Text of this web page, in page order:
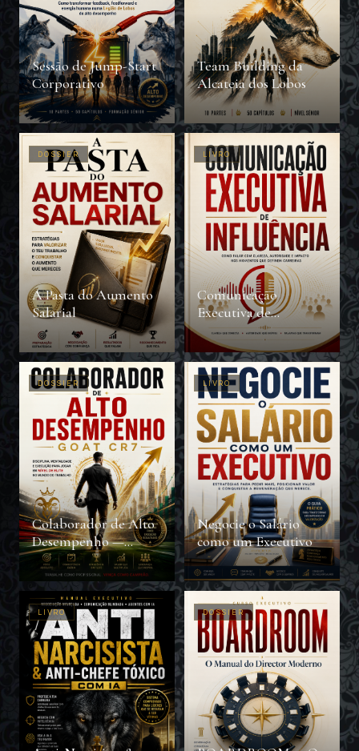
Sessão de Jump-Start
Corporativo
Team Building da
Alcateia dos Lobos
DOSSIER
A Pasta do Aumento
Salarial
LIVRO
Comunicação
Executiva de
Influência
DOSSIER
Colaborador de Alto
Desempenho —
GOAT CR7
LIVRO
Negocie o Salário
como um Executivo
LIVRO DOSSIER